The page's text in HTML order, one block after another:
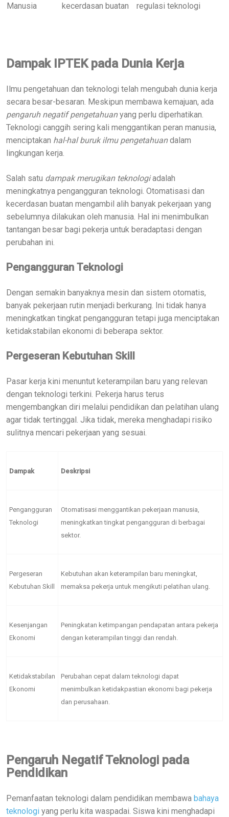
Manusia
kecerdasan buatan
regulasi teknologi
Dampak IPTEK pada Dunia Kerja
Ilmu pengetahuan dan teknologi telah mengubah dunia kerja
secara besar-besaran. Meskipun membawa kemajuan, ada
pengaruh negatif pengetahuanyang perlu diperhatikan.
Teknologi canggih sering kali menggantikan peran manusia,
menciptakan hal-hal buruk ilmu pengetahuandalam
lingkungan kerja.
Salah satu dampak merugikan teknologiadalah
meningkatnya pengangguran teknologi. Otomatisasi dan
kecerdasan buatan mengambil alih banyak pekerjaan yang
sebelumnya dilakukan oleh manusia. Hal ini menimbulkan
tantangan besar bagi pekerja untuk beradaptasi dengan
perubahan ini.
Pengangguran Teknologi
Dengan semakin banyaknya mesin dan sistem otomatis,
banyak pekerjaan rutin menjadi berkurang. Ini tidak hanya
meningkatkan tingkat pengangguran tetapi juga menciptakan
ketidakstabilan ekonomi di beberapa sektor.
Pergeseran Kebutuhan Skill
Pasar kerja kini menuntut keterampilan baru yang relevan
dengan teknologi terkini. Pekerja harus terus
mengembangkan diri melalui pendidikan dan pelatihan ulang
agar tidak tertinggal. Jika tidak, mereka menghadapi risiko
sulitnya mencari pekerjaan yang sesuai.
Dampak Deskripsi
Pengangguran
Teknologi
Otomatisasi menggantikan pekerjaan manusia,
meningkatkan tingkat pengangguran di berbagai
sektor.
Pergeseran
Kebutuhan Skill
Kebutuhan akan keterampilan baru meningkat,
memaksa pekerja untuk mengikuti pelatihan ulang.
Kesenjangan
Ekonomi
Peningkatan ketimpangan pendapatan antara pekerja
dengan keterampilan tinggi dan rendah.
Ketidakstabilan
Ekonomi
Perubahan cepat dalam teknologi dapat
menimbulkan ketidakpastian ekonomi bagi pekerja
dan perusahaan.
Pengaruh Negatif Teknologi pada
Pendidikan
Pemanfaatan teknologi dalam pendidikan membawa bahaya
teknologi yang perlu kita waspadai. Siswa kini menghadapi